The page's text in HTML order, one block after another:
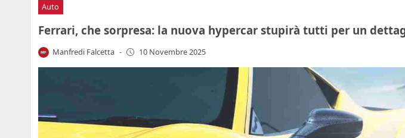
Auto
Ferrari, che sorpresa: la nuova hypercar stupirà tutti per un
Manfredi Falcetta - 10 Novembre 2025